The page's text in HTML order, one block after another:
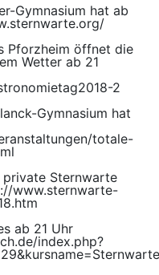
Gymnasium hat ab
Pforzheim öffnet die
Wetter ab 21
2
Gymnasium hat
totale-
private Sternwarte
www.sternwarte-
ab 21 Uhr
index.php?